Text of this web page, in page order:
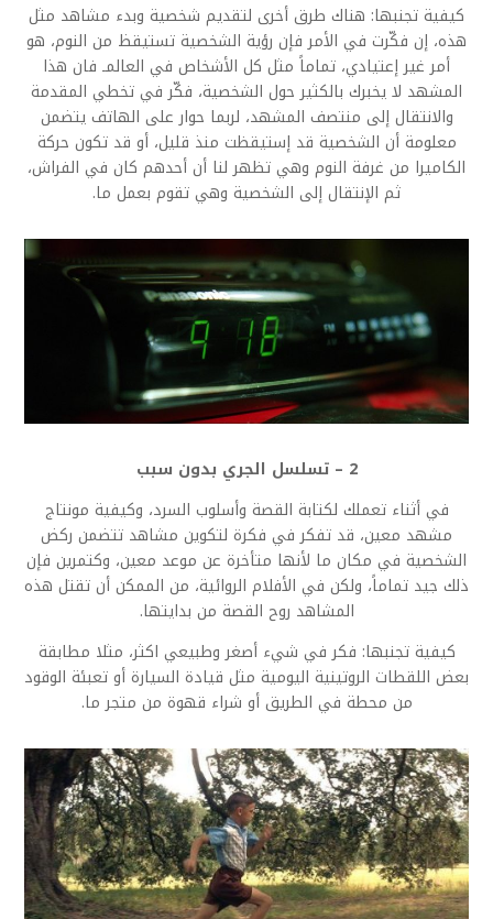
كيفية تجنبها: هناك طرق أخرى لتقديم شخصية وبدء مشاهد مثل
هذه، إن فكّرت في الأمر فإن رؤية الشخصية تستيقظ من النوم، هو
أمر غير إعتيادي، تماماً مثل كل الأشخاص في العالمـ فان هذا
المشهد لا يخبرك بالكثير حول الشخصية، فكّر في تخطي المقدمة
والانتقال إلى منتصف المشهد، لربما حوار على الهاتف يتضمن
معلومة أن الشخصية قد إستيقظت منذ قليل، أو قد تكون حركة
الكاميرا من غرفة النوم وهي تظهر لنا أن أحدهم كان في الفراش،
ثم الإنتقال إلى الشخصية وهي تقوم بعمل ما.
2 – تسلسل الجري بدون سبب
في أثناء تعملك لكتابة القصة وأسلوب السرد، وكيفية مونتاج
مشهد معين، قد تفكر في فكرة لتكوين مشاهد تتضمن ركض
الشخصية في مكان ما لأنها متأخرة عن موعد معين، وكتمرين فإن
ذلك جيد تماماً، ولكن في الأفلام الروائية، من الممكن أن تقتل هذه
المشاهد روح القصة من بدايتها.
كيفية تجنبها: فكر في شيء أصغر وطبيعي اكثر، مثلا مطابقة
بعض اللقطات الروتينية اليومية مثل قيادة السيارة أو تعبئة الوقود
من محطة في الطريق أو شراء قهوة من متجر ما.